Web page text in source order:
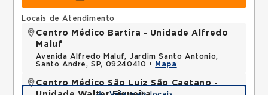
Locais de Atendimento
Centro Médico Bartira - Unidade Alfredo
Maluf
Avenida Alfredo Maluf, Jardim Santo Antonio,
Santo Andre, SP, 09240410 •
Mapa
Centro Médico São Luiz São Caetano -